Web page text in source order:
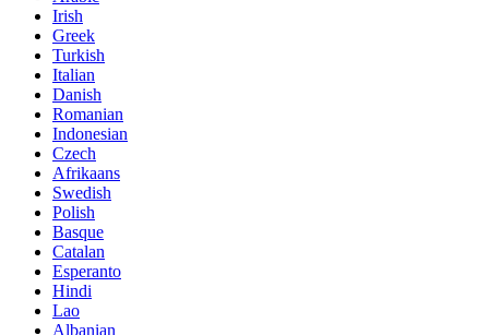
Irish
Greek
Turkish
Italian
Danish
Romanian
Indonesian
Czech
Afrikaans
Swedish
Polish
Basque
Catalan
Esperanto
Hindi
Lao
Albanian